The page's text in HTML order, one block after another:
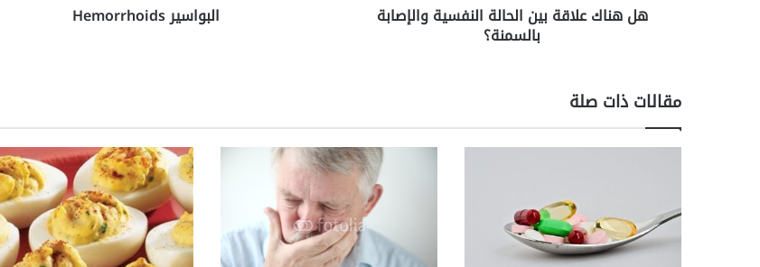
ا
ل
ح
ة
ا
هل هناك علاقة بين الحالة النفسية والإصابة
بالسمنة؟
o
i
d
s
البواسير Hemorrhoids
مقالات ذات صلة